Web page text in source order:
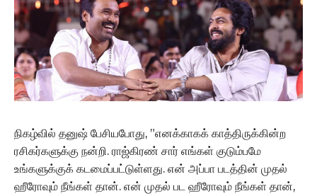
நிகழ்வில் தனுஷ் பேசியபோது, ”எனக்காகக் காத்திருக்கின்ற
ரசிகர்களுக்கு நன்றி. ராஜ்கிரண் சார் எங்கள் குடும்பமே
உங்களுக்குக் கடமைப்பட்டுள்ளது. என் அப்பா படத்தின் முதல்
ஹீரோவும் நீங்கள் தான். என் முதல் பட ஹீரோவும் நீங்கள் தான்,